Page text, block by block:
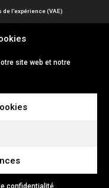
site web et notre
confidentialité
l’expérience (VAE)